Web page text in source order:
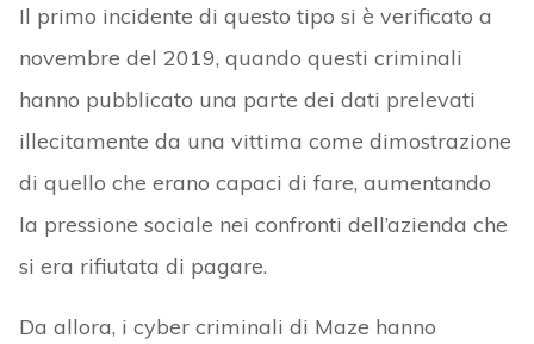
Il primo incidente di questo tipo si è verificato a
novembre del 2019, quando questi criminali
hanno pubblicato una parte dei dati prelevati
illecitamente da una vittima come dimostrazione
di quello che erano capaci di fare, aumentando
la pressione sociale nei confronti dell’azienda che
si era rifiutata di pagare.
Da allora, i cyber criminali di Maze hanno